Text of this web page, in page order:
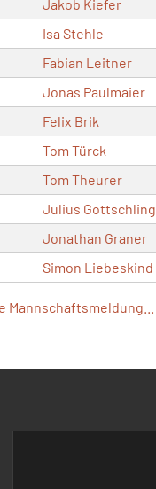
Jakob Kiefer
Isa Stehle
Fabian Leitner
Jonas Paulmaier
Felix Brik
Tom Türck
Tom Theurer
Julius Gottschling
Jonathan Graner
Simon Liebeskind